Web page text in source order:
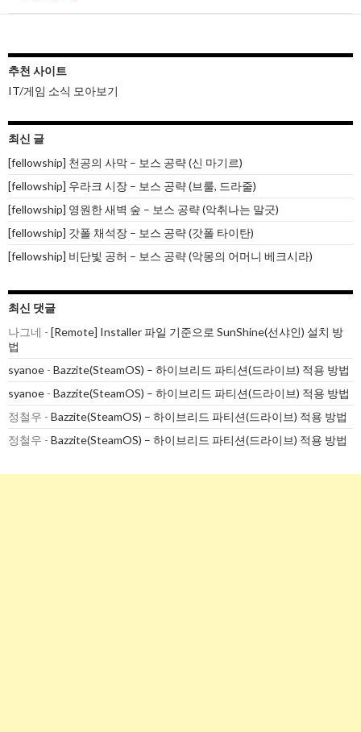
추천 사이트
IT/게임 소식 모아보기
최신 글
[fellowship] 천공의 사막 – 보스 공략 (신 마기르)
[fellowship] 우라크 시장 – 보스 공략 (브룰, 드라줄)
[fellowship] 영원한 새벽 숲 – 보스 공략 (악취나는 말긋)
[fellowship] 갓폴 채석장 – 보스 공략 (갓폴 타이탄)
[fellowship] 비단빛 공허 – 보스 공략 (악몽의 어머니 베크시라)
최신 댓글
나그네 - [Remote] Installer 파일 기준으로 SunShine(선샤인) 설치 방
법
syanoe - Bazzite(SteamOS) – 하이브리드 파티션(드라이브) 적용 방법
syanoe - Bazzite(SteamOS) – 하이브리드 파티션(드라이브) 적용 방법
정철우 - Bazzite(SteamOS) – 하이브리드 파티션(드라이브) 적용 방법
정철우 - Bazzite(SteamOS) – 하이브리드 파티션(드라이브) 적용 방법